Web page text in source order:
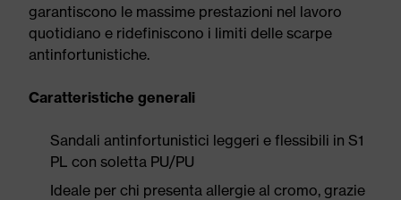
garantiscono le massime prestazioni nel lavoro
quotidiano e ridefiniscono i limiti delle scarpe
antinfortunistiche.
Caratteristiche generali
Sandali antinfortunistici leggeri e flessibili in S1
PL con soletta PU/PU
Ideale per chi presenta allergie al cromo, grazie